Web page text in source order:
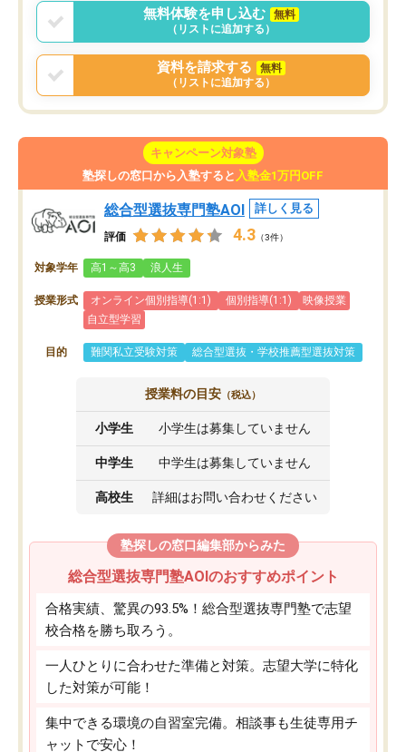
無料体験を申し込む
無料
（リストに追加する）
資料を請求する
無料
（リストに追加する）
キャンペーン対象塾
塾探しの窓口から入塾すると 入塾金1万円OFF
総合型選抜専門塾AOI 詳しく見る
評価 4.3 （3件）
対象学年 高1～高3 浪人生
授業形式 オンライン個別指導(1:1) 個別指導(1:1)
映像授業
自立型学習
目的 難関私立受験対策 総合型選抜・学校推薦型選抜対策
授業料の目安 （税込）
小学生 小学生は募集していません
中学生 中学生は募集していません
高校生 詳細はお問い合わせください
塾探しの窓口編集部からみた
総合型選抜専門塾AOIのおすすめポイント
合格実績、驚異の93.5%！総合型選抜専門塾で志望
校合格を勝ち取ろう。
一人ひとりに合わせた準備と対策。志望大学に特化
した対策が可能！
集中できる環境の自習室完備。相談事も生徒専用チ
ャットで安心！